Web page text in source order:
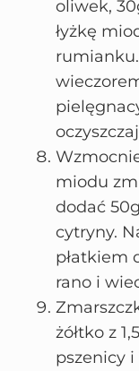
oliwek,
łyżkę
miodu
dodać
cytryny.
płatkiem
rano i
żółtko z
pszenicy i